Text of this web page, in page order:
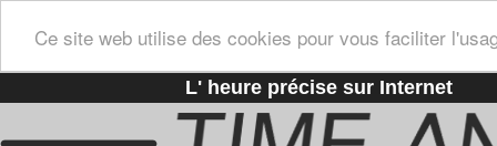
Ce site web utilise des cookies pour vous faciliter
L' heure précise sur Internet